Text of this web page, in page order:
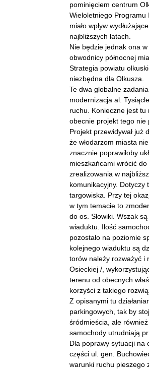
pominięciem centrum
Wieloletniego Programu
miało wpływ
najbliższych latach.
Nie będzie jednak ona
obwodnicy północnej
Strategia powiatu
niezbędna dla Olkusza.
Te dwa globalne
modernizacja al.
ruchu. Konieczne jest
obecnie projekt tego nie
Projekt przewidywał już
że włodarzom miasta
znacznie poprawiłoby
mieszkańcami wrócić
zrealizowania w
komunikacyjny. Dotyczy
targowiska. Przy tej
w tym temacie to
do os. Słowiki. Wszak
wiaduktu. Ilość
pozostało na poziomie
kolejnego wiaduktu są
torów należy rozważyć i
Osieckiej /,
terenu od obecnych
korzyści z takiego
Z opisanymi tu
parkingowych, tak by
śródmieścia, ale
samochody utrudniają
Dla poprawy sytuacji na
części ul. gen.
warunki ruchu pieszego